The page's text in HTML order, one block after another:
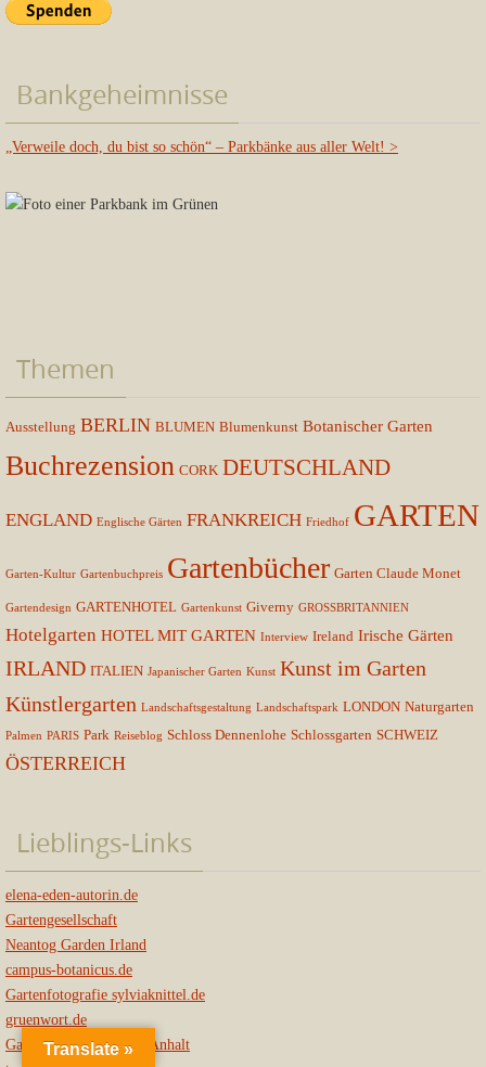
Bankgeheimnisse
„Verweile doch, du bist so schön“ – Parkbänke aus aller Welt! >
Themen
Ausstellung BERLIN BLUMEN Blumenkunst Botanischer Garten
Buchrezension CORK DEUTSCHLAND
ENGLAND Englische Gärten FRANKREICH Friedhof GARTEN
Garten-Kultur Gartenbuchpreis Gartenbücher Garten Claude Monet
Gartendesign GARTENHOTEL Gartenkunst Giverny GROSSBRITANNIEN
Hotelgarten HOTEL MIT GARTEN Interview Ireland Irische Gärten
IRLAND ITALIEN Japanischer Garten Kunst Kunst im Garten
Künstlergarten Landschaftsgestaltung Landschaftspark LONDON Naturgarten
Palmen PARIS Park Reiseblog Schloss Dennenlohe Schlossgarten SCHWEIZ
ÖSTERREICH
Lieblings-Links
elena-eden-autorin.de
Gartengesellschaft
Neantog Garden Irland
campus-botanicus.de
Gartenfotografie sylviaknittel.de
gruenwort.de
Gartenträume-Sachsen-Anhalt
Translate »